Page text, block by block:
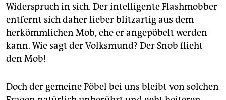
Widerspruch in sich. Der intelligente Flashmobber
entfernt sich daher lieber blitzartig aus dem
herkömmlichen Mob, ehe er angepöbelt werden
kann. Wie sagt der Volksmund? Der Snob flieht
den Mob!
Doch der gemeine Pöbel bei uns bleibt von solchen